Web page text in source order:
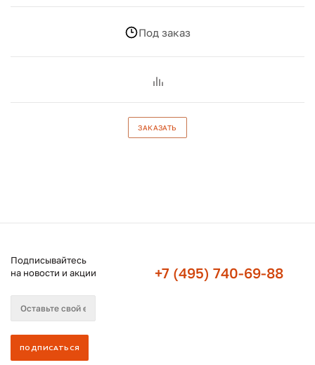
Под заказ
ЗАКАЗАТЬ
Подписывайтесь
на новости и акции
+7 (495) 740-69-88